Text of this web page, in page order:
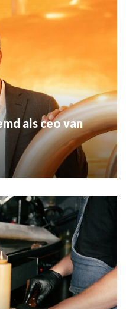
als ceo van